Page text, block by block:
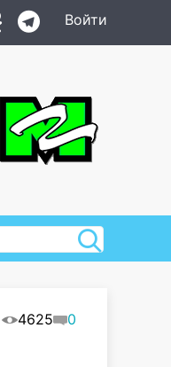
Войти
4625 0